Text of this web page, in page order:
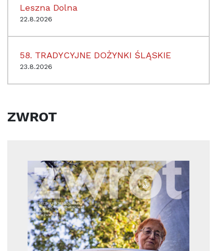
Leszna Dolna
22.8.2026
58. TRADYCYJNE DOŻYNKI ŚLĄSKIE
23.8.2026
ZWROT